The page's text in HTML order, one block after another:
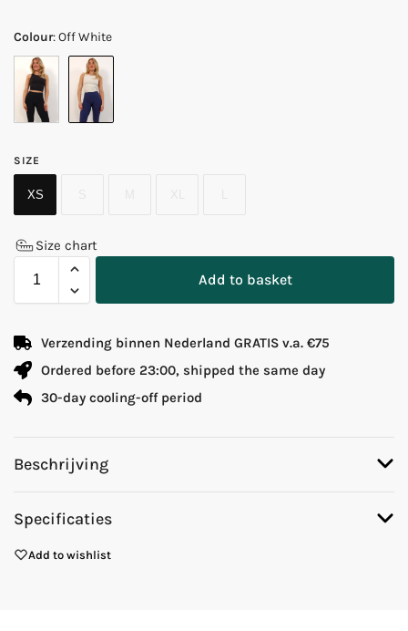
Colour:Off White
SIZE
XS
Size chart
Add to basket
Verzending binnen Nederland GRATIS v.a. €75
Ordered before 23:00, shipped the same day
30-day cooling-off period
Beschrijving
Specificaties
Add to wishlist